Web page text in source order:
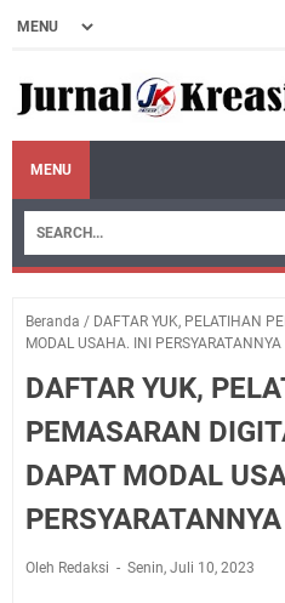
MENU
Beranda / DAFTAR YUK, PELATIHAN
MODAL USAHA. INI PERSYARATANNYA
DAFTAR YUK,
PEMASARAN
DAPAT MODAL
PERSYARATANNYA
Oleh Redaksi Senin, Juli 10, 2023